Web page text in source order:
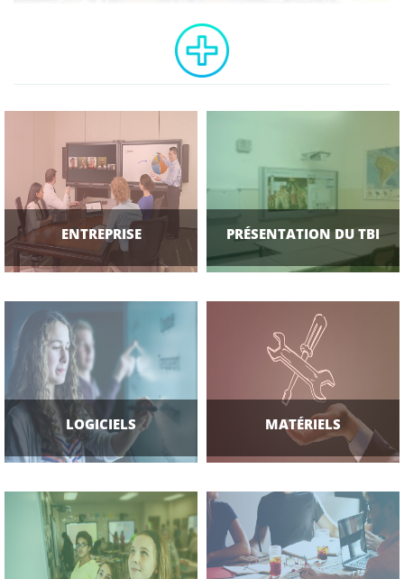
ENTREPRISE PRÉSENTATION DU TBI
LOGICIELS MATÉRIELS